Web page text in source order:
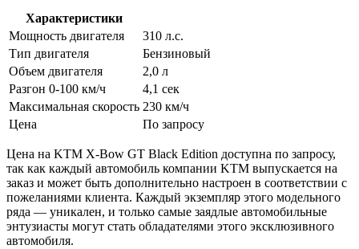
Характеристики
Мощность двигателя
310 л.с.
Тип двигателя
Бензиновый
Объем двигателя
2,0 л
Разгон 0-100 км/ч
4,1 сек
Максимальная скорость 230 км/ч
Цена
По запросу
Цена на KTM X-Bow GT Black Edition доступна по запросу,
так как каждый автомобиль компании KTM выпускается на
заказ и может быть дополнительно настроен в соответствии с
пожеланиями клиента. Каждый экземпляр этого модельного
ряда — уникален, и только самые заядлые автомобильные
энтузиасты могут стать обладателями этого эксклюзивного
автомобиля.